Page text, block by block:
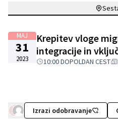
MAJ
31
2023
Krepitev vloge
integracije in
10:00 DOPOLDAN CEST
Izrazi odobravanje